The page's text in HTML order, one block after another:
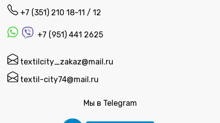
+7 (351) 210 18-11 / 12
+7 (951) 441 2625
textilcity_zakaz@mail.ru
textil-city74@mail.ru
Мы в Telegram